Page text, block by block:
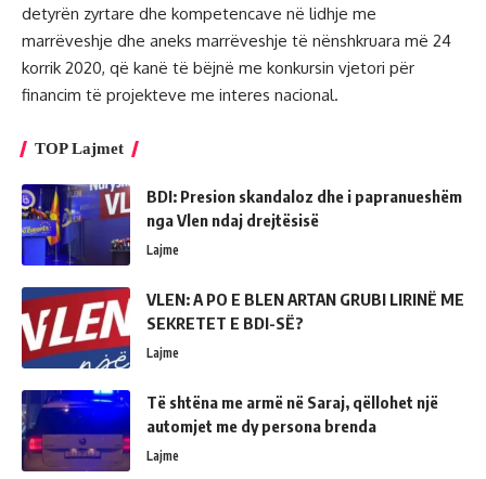
detyrën zyrtare dhe kompetencave në lidhje me
marrëveshje dhe aneks marrëveshje të nënshkruara më 24
korrik 2020, që kanë të bëjnë me konkursin vjetori për
financim të projekteve me interes nacional.
TOP Lajmet
BDI: Presion skandaloz dhe i papranueshëm
nga Vlen ndaj drejtësisë
Lajme
VLEN: A PO E BLEN ARTAN GRUBI LIRINË ME
SEKRETET E BDI-SË?
Lajme
Të shtëna me armë në Saraj, qëllohet një
automjet me dy persona brenda
Lajme